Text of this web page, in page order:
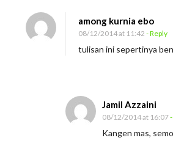
a
s
among kurnia ebo
08/12/2014 at 11:42 - Reply
tulisan ini sepertinya
Jamil Azzaini
08/12/2014 at 16:07
Kangen mas,